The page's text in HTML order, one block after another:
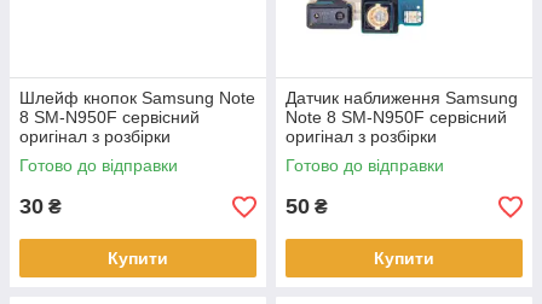
Шлейф кнопок Samsung Note
8 SM-N950F сервісний
оригінал з розбірки
Готово до відправки
30 ₴
Купити
Датчик наближення Samsung
Note 8 SM-N950F сервісний
оригінал з розбірки
Готово до відправки
50 ₴
Купити